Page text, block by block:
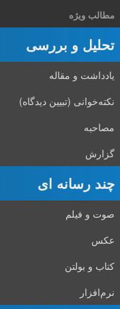
مطالب ویژه
تحلیل و بررسی
یادداشت و مقاله
نکته‌خوانی (تبیین دیدگاه)
مصاحبه
گزارش
چند رسانه ای
صوت و فیلم
عکس
کتاب و بولتن
نرم‌افزار